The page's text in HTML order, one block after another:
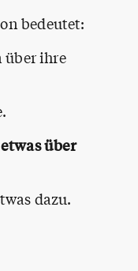
bedeutet:
über ihre
über
dazu.